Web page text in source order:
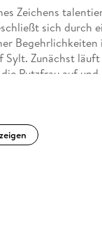
Zeichens
sich durch
Sylt. Zunächst
Putzfrau auf und
Das manch ein
plötzlich aus dem